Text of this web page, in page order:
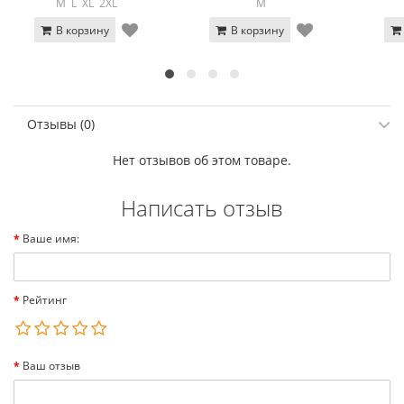
В корзину
В корзину
Отзывы (0)
Нет отзывов об этом товаре.
Написать отзыв
Ваше имя:
Рейтинг
Ваш отзыв